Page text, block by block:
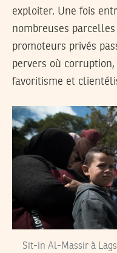
exploiter. Une fois
nombreuses
promoteurs privés
pervers où
favoritisme et
Sit-in Al-Massir à